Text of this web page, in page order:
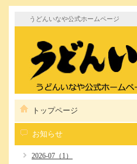
うどんいなや公式ホームページ
トップページ
お知らせ
2026-07（1）